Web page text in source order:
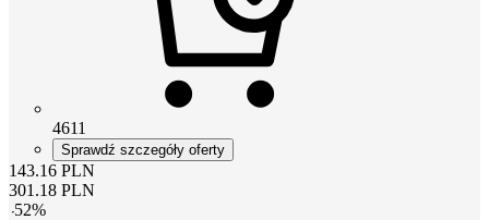
4611
Sprawdź szczegóły oferty
143.16 PLN
301.18 PLN
-52%